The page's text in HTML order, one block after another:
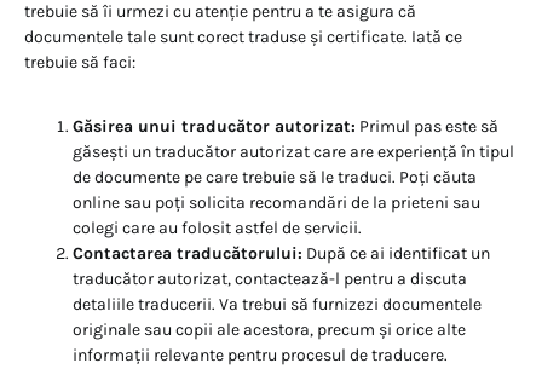
trebuie să îi urmezi cu atenție pentru a te asigura că
documentele tale sunt corect traduse și certificate. Iată ce
trebuie să faci:
Găsirea unui traducător autorizat: Primul pas este să
găsești un traducător autorizat care are experiență în tipul
de documente pe care trebuie să le traduci. Poți căuta
online sau poți solicita recomandări de la prieteni sau
colegi care au folosit astfel de servicii.
Contactarea traducătorului: După ce ai identificat un
traducător autorizat, contactează-l pentru a discuta
detaliile traducerii. Va trebui să furnizezi documentele
originale sau copii ale acestora, precum și orice alte
informații relevante pentru procesul de traducere.